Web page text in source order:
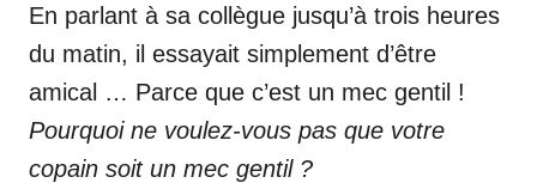
En parlant à sa collègue jusqu’à trois heures
du matin, il essayait simplement d’être
amical … Parce que c’est un mec gentil !
Pourquoi ne voulez-vous pas que votre
copain soit un mec gentil ?